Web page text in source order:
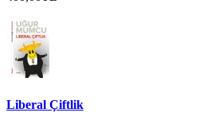
Liberal Çiftlik